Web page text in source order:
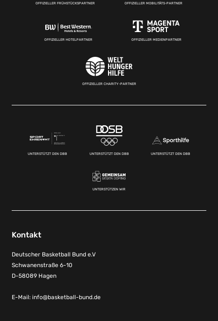
OFFIZIELLER FRÜHSTÜCKSPARTNER OFFIZIELLER MOBILITÄTS-PARTNER
OFFIZIELLER HOTELPARTNER OFFIZIELLER MEDIENPARTNER
OFFIZIELLER CHARITY-PARTNER
UNTERSTÜTZT DEN DBB UNTERSTÜTZT DEN DBB UNTERSTÜTZT DEN DBB
UNTERSTÜTZEN WIR
Kontakt
Deutscher Basketball Bund e.V
Schwanenstraße 6-10
D-58089 Hagen
E-Mail: info@basketball-bund.de